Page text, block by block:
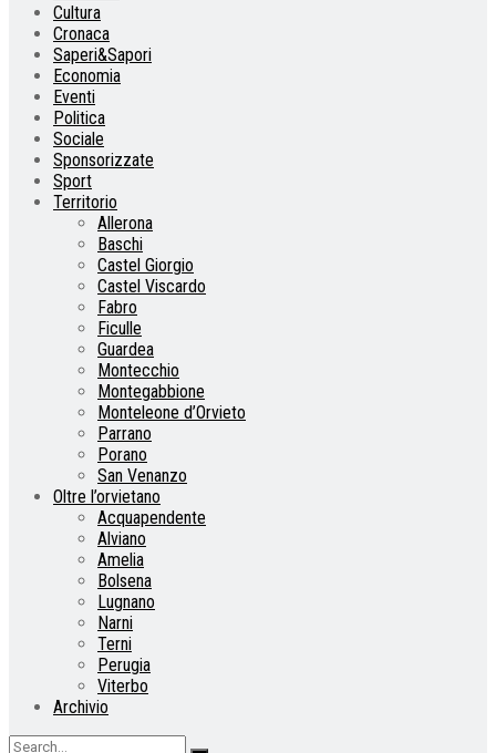
Cultura
Cronaca
Saperi&Sapori
Economia
Eventi
Politica
Sociale
Sponsorizzate
Sport
Territorio
Allerona
Baschi
Castel Giorgio
Castel Viscardo
Fabro
Ficulle
Guardea
Montecchio
Montegabbione
Monteleone d’Orvieto
Parrano
Porano
San Venanzo
Oltre l’orvietano
Acquapendente
Alviano
Amelia
Bolsena
Lugnano
Narni
Terni
Perugia
Viterbo
Archivio